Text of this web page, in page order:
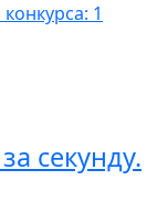
1
секунду.